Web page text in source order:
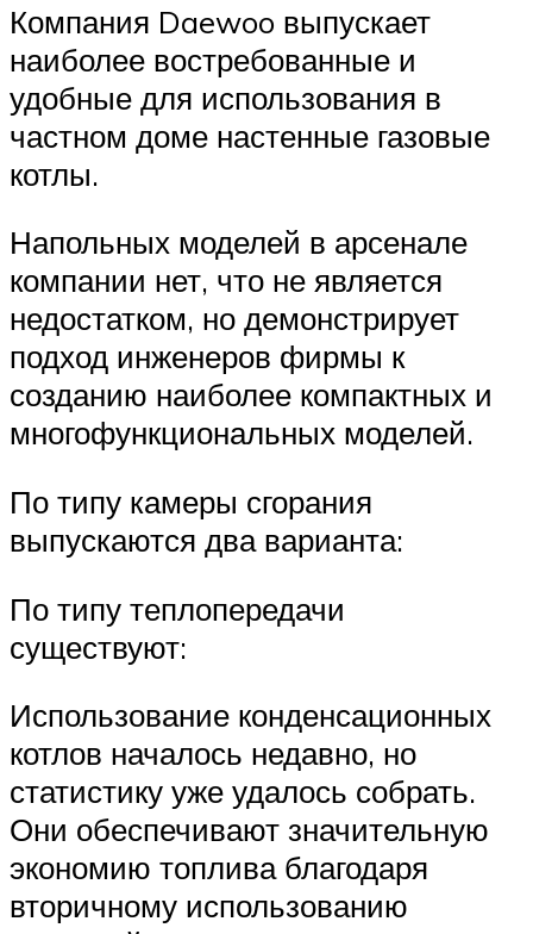
Компания Daewoo выпускает
наиболее востребованные и
удобные для использования в
частном доме настенные газовые
котлы.
Напольных моделей в арсенале
компании нет, что не является
недостатком, но демонстрирует
подход инженеров фирмы к
созданию наиболее компактных и
многофункциональных моделей.
По типу камеры сгорания
выпускаются два варианта:
По типу теплопередачи
существуют:
Использование конденсационных
котлов началось недавно, но
статистику уже удалось собрать.
Они обеспечивают значительную
экономию топлива благодаря
вторичному использованию